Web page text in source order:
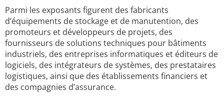
Parmi les exposants figurent des fabricants
d’équipements de stockage et de manutention, des
promoteurs et développeurs de projets, des
fournisseurs de solutions techniques pour bâtiments
industriels, des entreprises informatiques et éditeurs de
logiciels, des intégrateurs de systèmes, des prestataires
logistiques, ainsi que des établissements financiers et
des compagnies d’assurance.